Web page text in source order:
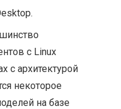
с Linux
с архитектурой
некоторое
на базе